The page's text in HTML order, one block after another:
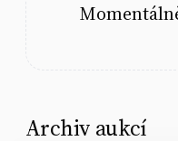
Archiv aukcí